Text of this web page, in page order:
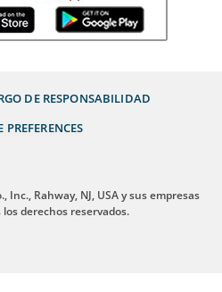
DE RESPONSABILIDAD
PREFERENCES
Inc., Rahway, NJ, USA y sus empresas
los derechos reservados.